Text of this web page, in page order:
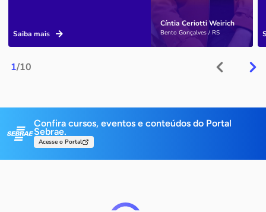
1/10
Cíntia Ceriotti Weirich
Bento Gonçalves / RS
Saiba mais
Confira cursos, eventos e conteúdos do Portal
Sebrae.
Acesse o Portal